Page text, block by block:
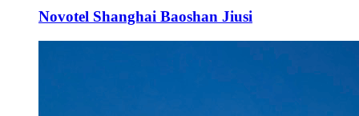
Novotel Shanghai Baoshan Jiusi